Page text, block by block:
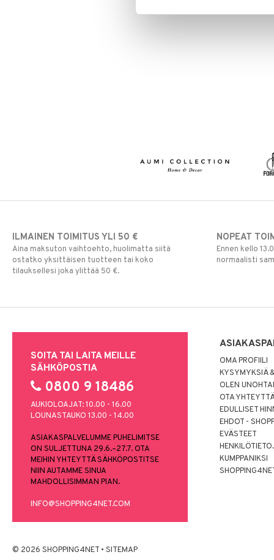
ILMAINEN TOIMITUS YLI 50 €
Aina maksuton vaihtoehto, huolimatta siitä
ostatko yksittäisen tuotteen tai koko
tilauksellesi joka ylittää 50 €.
NOPEAT
Ennen kello
normaalisti
SOITA TAI LAITA MEILLE
SÄHKÖPOSTIA
0800 9 18486
AUKIOLOAJAT: 10.00 - 16.00
LOUNASTAUKO 13.00 - 14.00
ASIAKASPALVELUMME PUHELIMITSE
ON SULJETTUNA 29.6.–27.7. OTA
MEIHIN YHTEYTTÄ SÄHKÖPOSTITSE
NIIN AUTAMME SINUA
MAHDOLLISIMMAN PIAN.
INFO@SHOPPING4NET.COM
OMA PROFIILI
KYSYMYKSIÄ
OLEN
OTA
EDULLISET
EHDOT -
EVÄSTEET
KUMPPANIKSI
© 2026 SHOPPING4NET • SITEMAP